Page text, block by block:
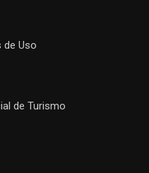
de Uso
de Turismo